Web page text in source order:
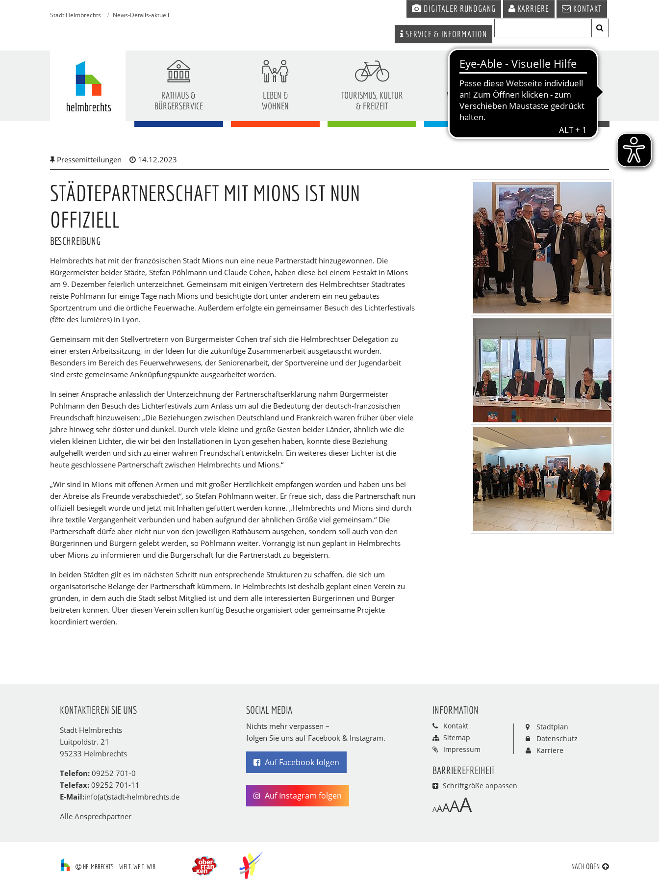
Stadt Helmbrechts News-Details-aktuell
DIGITALER RUNDGANG KARRIERE KONTAKT
SERVICE & INFORMATION
RATHAUS &
BÜRGERSERVICE
LEBEN &
WOHNEN
TOURISMUS, KULTUR
& FREIZEIT
WIRTSCHAFT &
STANDORT
TERMINE &
VERANSTALTUNGEN
Pressemitteilungen 14.12.2023
STÄDTEPARTNERSCHAFT MIT MIONS IST NUN
OFFIZIELL
BESCHREIBUNG
Helmbrechts hat mit der französischen Stadt Mions nun eine neue Partnerstadt hinzugewonnen. Die
Bürgermeister beider Städte, Stefan Pöhlmann und Claude Cohen, haben diese bei einem Festakt in Mions
am 9. Dezember feierlich unterzeichnet. Gemeinsam mit einigen Vertretern des Helmbrechtser Stadtrates
reiste Pöhlmann für einige Tage nach Mions und besichtigte dort unter anderem ein neu gebautes
Sportzentrum und die örtliche Feuerwache. Außerdem erfolgte ein gemeinsamer Besuch des Lichterfestivals
(fête des lumières) in Lyon.
Gemeinsam mit den Stellvertretern von Bürgermeister Cohen traf sich die Helmbrechtser Delegation zu
einer ersten Arbeitssitzung, in der Ideen für die zukünftige Zusammenarbeit ausgetauscht wurden.
Besonders im Bereich des Feuerwehrwesens, der Seniorenarbeit, der Sportvereine und der Jugendarbeit
sind erste gemeinsame Anknüpfungspunkte ausgearbeitet worden.
In seiner Ansprache anlässlich der Unterzeichnung der Partnerschaftserklärung nahm Bürgermeister
Pöhlmann den Besuch des Lichterfestivals zum Anlass um auf die Bedeutung der deutsch-französischen
Freundschaft hinzuweisen: „Die Beziehungen zwischen Deutschland und Frankreich waren früher über viele
Jahre hinweg sehr düster und dunkel. Durch viele kleine und große Gesten beider Länder, ähnlich wie die
vielen kleinen Lichter, die wir bei den Installationen in Lyon gesehen haben, konnte diese Beziehung
aufgehellt werden und sich zu einer wahren Freundschaft entwickeln. Ein weiteres dieser Lichter ist die
heute geschlossene Partnerschaft zwischen Helmbrechts und Mions.“
„Wir sind in Mions mit offenen Armen und mit großer Herzlichkeit empfangen worden und haben uns bei
der Abreise als Freunde verabschiedet“, so Stefan Pöhlmann weiter. Er freue sich, dass die Partnerschaft nun
offiziell besiegelt wurde und jetzt mit Inhalten gefüttert werden könne. „Helmbrechts und Mions sind durch
ihre textile Vergangenheit verbunden und haben aufgrund der ähnlichen Größe viel gemeinsam.“ Die
Partnerschaft dürfe aber nicht nur von den jeweiligen Rathäusern ausgehen, sondern soll auch von den
Bürgerinnen und Bürgern gelebt werden, so Pöhlmann weiter. Vorrangig ist nun geplant in Helmbrechts
über Mions zu informieren und die Bürgerschaft für die Partnerstadt zu begeistern.
In beiden Städten gilt es im nächsten Schritt nun entsprechende Strukturen zu schaffen, die sich um
organisatorische Belange der Partnerschaft kümmern. In Helmbrechts ist deshalb geplant einen Verein zu
gründen, in dem auch die Stadt selbst Mitglied ist und dem alle interessierten Bürgerinnen und Bürger
beitreten können. Über diesen Verein sollen künftig Besuche organisiert oder gemeinsame Projekte
koordiniert werden.
KONTAKTIEREN SIE UNS
Stadt Helmbrechts
Luitpoldstr. 21
95233 Helmbrechts
Telefon: 09252 701-0
Telefax: 09252 701-11
E-Mail:info(at)stadt-helmbrechts.de
Alle Ansprechpartner
SOCIAL MEDIA
Nichts mehr verpassen –
folgen Sie uns auf Facebook & Instagram.
Auf Facebook folgen
Auf Instagram folgen
INFORMATION
Kontakt
Sitemap
Impressum
Stadtplan
Datenschutz
Karriere
BARRIEREFREIHEIT
Schriftgröße anpassen
AAAAA
HELMBRECHTS – WELT. WEIT. WIR. NACH OBEN